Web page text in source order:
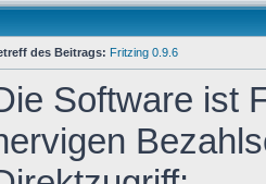
des Beitrags: Fritzing 0.9.6
Software ist